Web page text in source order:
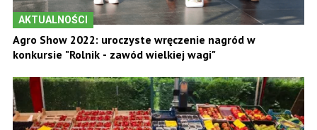
AKTUALNOŚCI
Agro Show 2022: uroczyste wręczenie nagród w
konkursie "Rolnik - zawód wielkiej wagi"